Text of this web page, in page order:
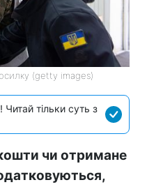
(getty images)
тільки суть з
чи отримане